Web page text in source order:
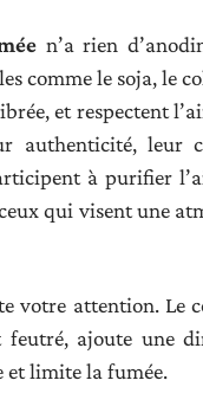
n’a rien
comme le soja, le
et respectent
authenticité,
à purifier
qui visent une
votre attention. Le
feutré, ajoute une
limite la fumée.